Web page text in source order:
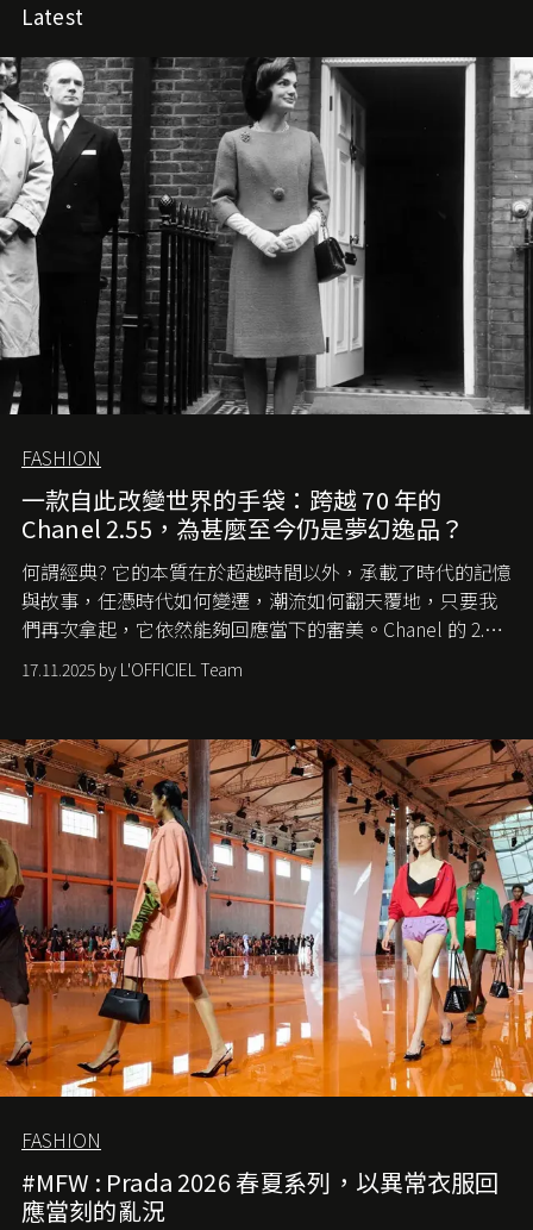
Latest
FASHION
一款自此改變世界的手袋：跨越 70 年的
Chanel 2.55，為甚麼至今仍是夢幻逸品？
何謂經典? 它的本質在於超越時間以外，承載了時代的記憶
與故事，任憑時代如何變遷，潮流如何翻天覆地，只要我
們再次拿起，它依然能夠回應當下的審美。Chanel 的 2.55
手袋更是這樣存在，自問世至今，一直有着舉足輕重的地
位。如果說每個女生的第一個夢想手袋是 Chanel，那 2.55
愛它的雋永與優雅。那麼這個手袋是怎麼誕生的呢？又為
甚麼取名叫 2.55 ？今天就由《L'Officiel HK》帶你穿越流金
歲月，回顧 2.55 的誕生故事。
17.11.2025 by L'OFFICIEL Team
FASHION
#MFW : Prada 2026 春夏系列，以異常衣服回
應當刻的亂況